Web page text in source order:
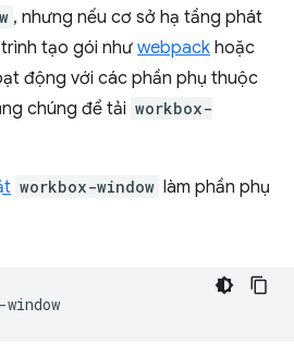
, nhưng nếu cơ sở hạ tầng phát
tạo gói như webpack hoặc
động với các phần phụ thuộc
chúng để tải workbox-
workbox-window làm phần phụ